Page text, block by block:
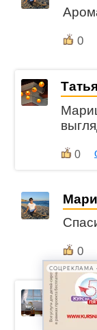
0
0
0
СОЦРЕКЛАМА •